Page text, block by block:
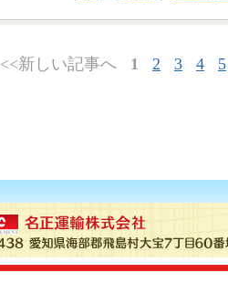
<<新しい記事へ 1 2 3 4 5